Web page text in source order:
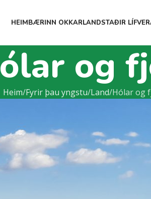
HEIMBÆRINN OKKARLANDSTAÐIR
og
Heim Fyrir þau yngstu Land Hólar og